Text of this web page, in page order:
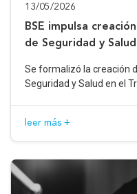
13/05/2026
BSE impulsa
de Seguridad y
Se formalizó la creación
Seguridad y Salud en el
leer más +